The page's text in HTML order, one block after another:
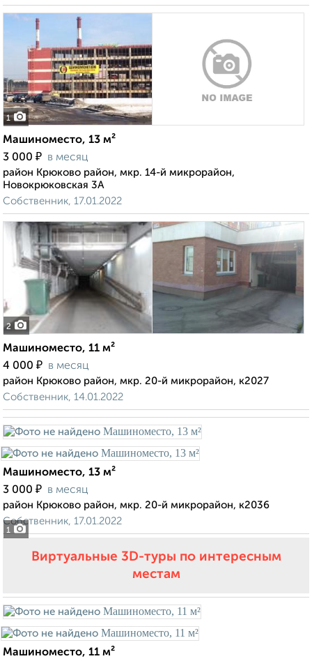
1
Машиноместо, 13 м²
3 000 ₽ в месяц
район Крюково район, мкр. 14-й микрорайон,
Новокрюковская 3А
Собственник, 17.01.2022
2
Машиноместо, 11 м²
4 000 ₽ в месяц
район Крюково район, мкр. 20-й микрорайон, к2027
Собственник, 14.01.2022
1
Машиноместо, 13 м²
3 000 ₽ в месяц
район Крюково район, мкр. 20-й микрорайон, к2036
Собственник, 17.01.2022
Виртуальные 3D-туры по интересным
местам
Машиноместо, 11 м²